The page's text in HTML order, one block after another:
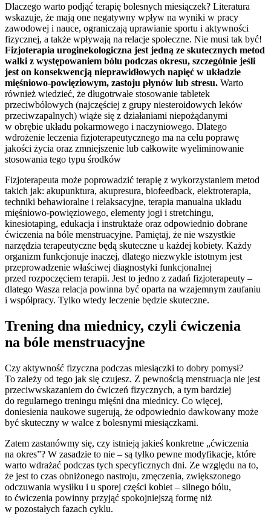
Dlaczego warto podjąć terapię bolesnych miesiączek? Literatura
wskazuje, że mają one negatywny wpływ na wyniki w pracy
zawodowej i nauce, ograniczają uprawianie sportu i aktywności
fizycznej, a także wpływają na relacje społeczne. Nie musi tak być!
Fizjoterapia uroginekologiczna jest jedną ze skutecznych metod
walki z występowaniem bólu podczas okresu, szczególnie jeśli
jest on konsekwencją nieprawidłowych napięć w układzie
mięśniowo-powięziowym, zastoju płynów lub stresu. Warto
również wiedzieć, że długotrwałe stosowanie tabletek
przeciwbólowych (najczęściej z grupy niesteroidowych leków
przeciwzapalnych) wiąże się z działaniami niepożądanymi
w obrębie układu pokarmowego i naczyniowego. Dlatego
wdrożenie leczenia fizjoterapeutycznego ma na celu poprawę
jakości życia oraz zmniejszenie lub całkowite wyeliminowanie
stosowania tego typu środków
Fizjoterapeuta może poprowadzić terapię z wykorzystaniem metod
takich jak: akupunktura, akupresura, biofeedback, elektroterapia,
techniki behawioralne i relaksacyjne, terapia manualna układu
mięśniowo-powięziowego, elementy jogi i stretchingu,
kinesiotaping, edukacja i instruktaże oraz odpowiednio dobrane
ćwiczenia na bóle menstruacyjne. Pamiętaj, że nie wszystkie
narzędzia terapeutyczne będą skuteczne u każdej kobiety. Każdy
organizm funkcjonuje inaczej, dlatego niezwykle istotnym jest
przeprowadzenie właściwej diagnostyki funkcjonalnej
przed rozpoczęciem terapii. Jest to jedno z zadań fizjoterapeuty –
dlatego Wasza relacja powinna być oparta na wzajemnym zaufaniu
i współpracy. Tylko wtedy leczenie będzie skuteczne.
Trening dna miednicy, czyli ćwiczenia
na bóle menstruacyjne
Czy aktywność fizyczna podczas miesiączki to dobry pomysł?
To zależy od tego jak się czujesz. Z pewnością menstruacja nie jest
przeciwwskazaniem do ćwiczeń fizycznych, a tym bardziej
do regularnego treningu mięśni dna miednicy. Co więcej,
doniesienia naukowe sugerują, że odpowiednio dawkowany może
być skuteczny w walce z bolesnymi miesiączkami.
Zatem zastanówmy się, czy istnieją jakieś konkretne „ćwiczenia
na okres”? W zasadzie to nie – są tylko pewne modyfikacje, które
warto wdrażać podczas tych specyficznych dni. Ze względu na to,
że jest to czas obniżonego nastroju, zmęczenia, zwiększonego
odczuwania wysiłku i u sporej części kobiet – silnego bólu,
to ćwiczenia powinny przyjąć spokojniejszą formę niż
w pozostałych fazach cyklu.